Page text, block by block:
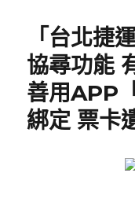
「台北捷
協尋功能
善用APP
綁定 票卡